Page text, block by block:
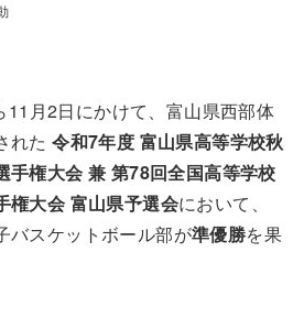
月2日にかけて、富山県西部体
れた令和7年度 富山県高等学校秋
手権大会 兼 第78回全国高等学校
権大会 富山県予選会において、
バスケットボール部が準優勝を果